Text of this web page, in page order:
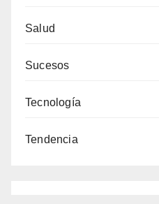
Salud
Sucesos
Tecnología
Tendencia